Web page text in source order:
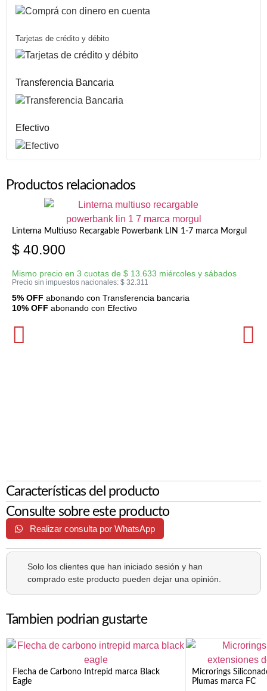
Tarjetas de crédito y débito
Transferencia Bancaria
Efectivo
Productos relacionados
Linterna Multiuso Recargable Powerbank LIN 1-7 marca Morgul
$ 40.900
Mismo precio en 3 cuotas de $ 13.633 miércoles y sábados
Precio sin impuestos nacionales: $ 32.311
5% OFF abonando con Transferencia bancaria
10% OFF abonando con Efectivo
Características del producto
Consulte sobre este producto
Realizar consulta por WhatsApp
Solo los clientes que han iniciado sesión y han
comprado este producto pueden dejar una opinión.
Tambien podrian gustarte
Flecha de Carbono Intrepid marca Black
Eagle
Microrings
Plumas marca FC